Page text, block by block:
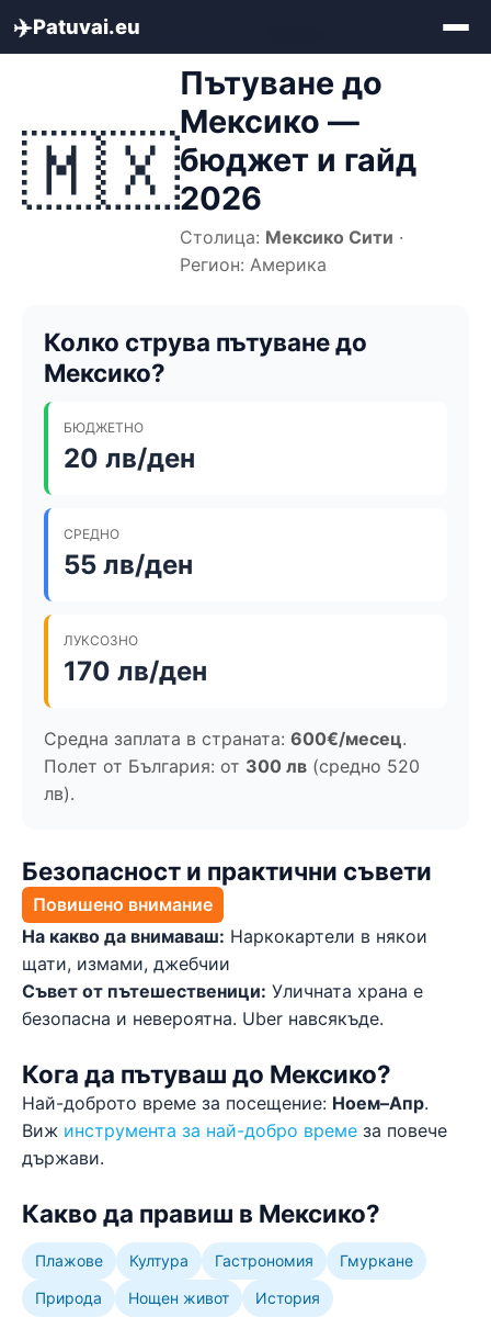
✈️Patuvai.eu
Начало»Бюджет за пътуване
🇲🇽
Пътуване до
Мексико —
бюджет и гайд
2026
Столица: Мексико Сити ·
Регион: Америка
Колко струва пътуване до
Мексико?
БЮДЖЕТНО
20 лв/ден
СРЕДНО
55 лв/ден
ЛУКСОЗНО
170 лв/ден
Средна заплата в страната: 600€/месец.
Полет от България: от 300 лв (средно 520
лв).
Безопасност и практични съвети
Повишено внимание
На какво да внимаваш: Наркокартели в някои
щати, измами, джебчии
Съвет от пътешественици: Уличната храна е
безопасна и невероятна. Uber навсякъде.
Кога да пътуваш до Мексико?
Най-доброто време за посещение: Ноем–Апр.
Виж инструмента за най-добро време за повече
държави.
Какво да правиш в Мексико?
Плажове Култура Гастрономия
Гмуркане
Природа
Нощен живот История